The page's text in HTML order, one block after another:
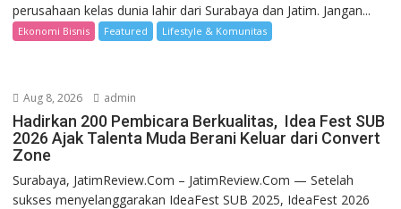
perusahaan kelas dunia lahir dari Surabaya dan Jatim. Jangan...
Ekonomi Bisnis Featured Lifestyle & Komunitas
Aug 8, 2026 admin
Hadirkan 200 Pembicara Berkualitas, Idea Fest SUB
2026 Ajak Talenta Muda Berani Keluar dari Convert
Zone
Surabaya, JatimReview.Com – JatimReview.Com — Setelah
sukses menyelanggarakan IdeaFest SUB 2025, IdeaFest 2026